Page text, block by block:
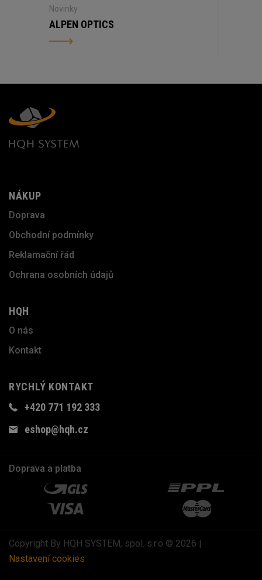
Novinky
ALPEN OPTICS
NÁKUP
Doprava
Obchodní podmínky
Reklamační řád
Ochrana osobních údajů
HQH
O nás
Kontakt
RYCHLÝ KONTAKT
+420 771 192 333
eshop@hqh.cz
Doprava a platba
Copyright By HQH SYSTEM, spol. s.r.o © 2026 |
Nastavení cookies